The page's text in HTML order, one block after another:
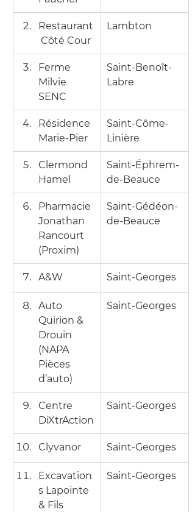
Restaurant
Côté Cour
Lambton
Ferme
Milvie
SENC
Saint-Benoît-
Labre
Résidence
Marie-Pier
Saint-Côme-
Linière
Clermond
Hamel
Saint-Éphrem-
de-Beauce
Pharmacie
Jonathan
Rancourt
(Proxim)
Saint-Gédéon-
de-Beauce
A&W Saint-Georges
Auto
Quirion &
Drouin
(NAPA
Pièces
d’auto)
Saint-Georges
Centre
DiXtrAction
Saint-Georges
Clyvanor Saint-Georges
Excavation
s Lapointe
& Fils
Saint-Georges